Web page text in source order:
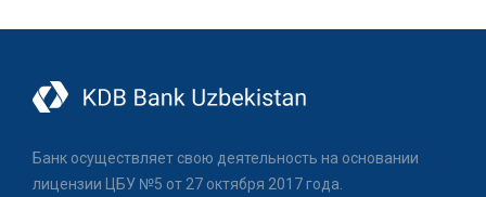
Банк осуществляет свою деятельность на основании
лицензии ЦБУ №5 от 27 октября 2017 года.